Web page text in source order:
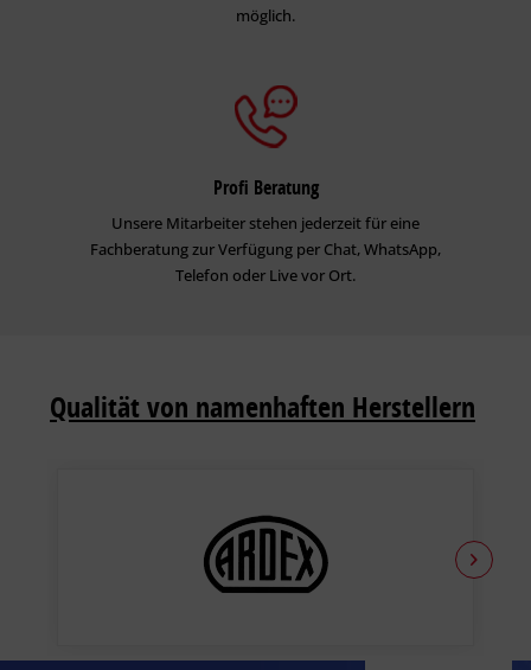
möglich.
Profi Beratung
Unsere Mitarbeiter stehen jederzeit für eine
Fachberatung zur Verfügung per Chat, WhatsApp,
Telefon oder Live vor Ort.
Qualität von namenhaften Herstellern